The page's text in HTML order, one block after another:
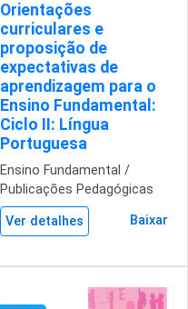
Orientações
curriculares e
proposição de
expectativas de
aprendizagem para o
Ensino Fundamental:
Ciclo II: Língua
Portuguesa
Ensino Fundamental /
Publicações Pedagógicas
Ver detalhes Baixar